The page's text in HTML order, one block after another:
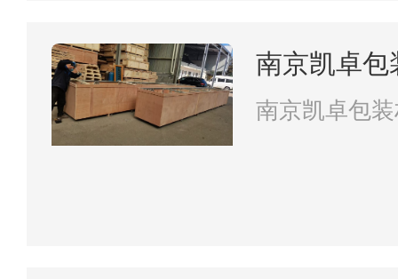
南京凯卓包
南京凯卓包